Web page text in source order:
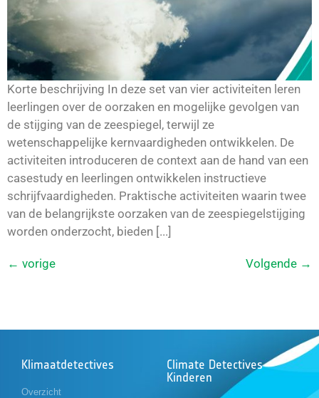
Korte beschrijving In deze set van vier activiteiten leren
leerlingen over de oorzaken en mogelijke gevolgen van
de stijging van de zeespiegel, terwijl ze
wetenschappelijke kernvaardigheden ontwikkelen. De
activiteiten introduceren de context aan de hand van een
casestudy en leerlingen ontwikkelen instructieve
schrijfvaardigheden. Praktische activiteiten waarin twee
van de belangrijkste oorzaken van de zeespiegelstijging
worden onderzocht, bieden [...]
← vorige Volgende →
Klimaatdetectives
Overzicht
Climate Detectives
Kinderen